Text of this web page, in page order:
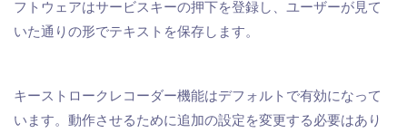
フトウェアはサービスキーの押下を登録し、ユーザーが見て
いた通りの形でテキストを保存します。
キーストロークレコーダー機能はデフォルトで有効になって
います。動作させるために追加の設定を変更する必要はあり